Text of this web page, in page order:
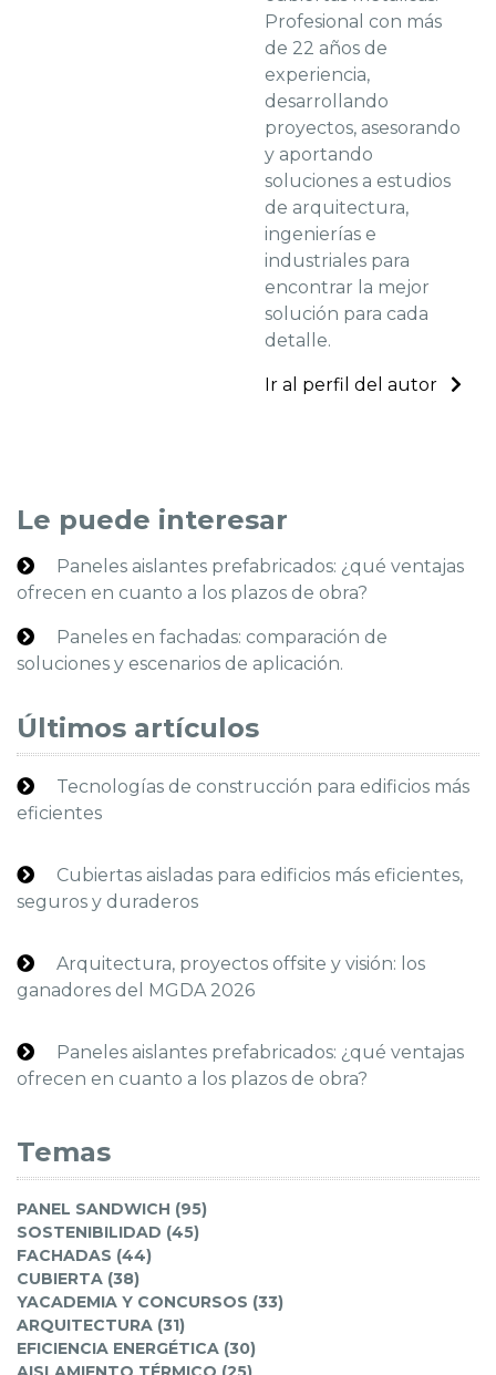
Profesional con más
de 22 años de
experiencia,
desarrollando
proyectos, asesorando
y aportando
soluciones a estudios
de arquitectura,
ingenierías e
industriales para
encontrar la mejor
solución para cada
detalle.
Ir al perfil del autor
Le puede interesar
Paneles aislantes prefabricados: ¿qué ventajas
ofrecen en cuanto a los plazos de obra?
Paneles en fachadas: comparación de
soluciones y escenarios de aplicación.
Últimos artículos
Tecnologías de construcción para edificios más
eficientes
Cubiertas aisladas para edificios más eficientes,
seguros y duraderos
Arquitectura, proyectos offsite y visión: los
ganadores del MGDA 2026
Paneles aislantes prefabricados: ¿qué ventajas
ofrecen en cuanto a los plazos de obra?
Temas
PANEL SANDWICH (95)
SOSTENIBILIDAD (45)
FACHADAS (44)
CUBIERTA (38)
YACADEMIA Y CONCURSOS (33)
ARQUITECTURA (31)
EFICIENCIA ENERGÉTICA (30)